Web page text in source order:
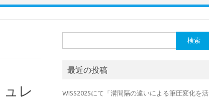
レ
索:
最近の投稿
WISS2025にて「溝間隔の違いによる筆圧変化を活